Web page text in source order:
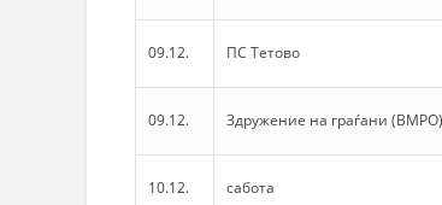
09.12. ПС Тетово
09.12. Здружение на граѓани (ВМРО)
10.12. сабота